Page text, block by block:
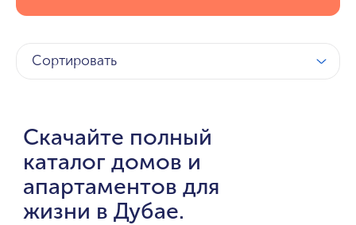
Сортировать
Скачайте полный
каталог домов и
апартаментов для
жизни в Дубае.